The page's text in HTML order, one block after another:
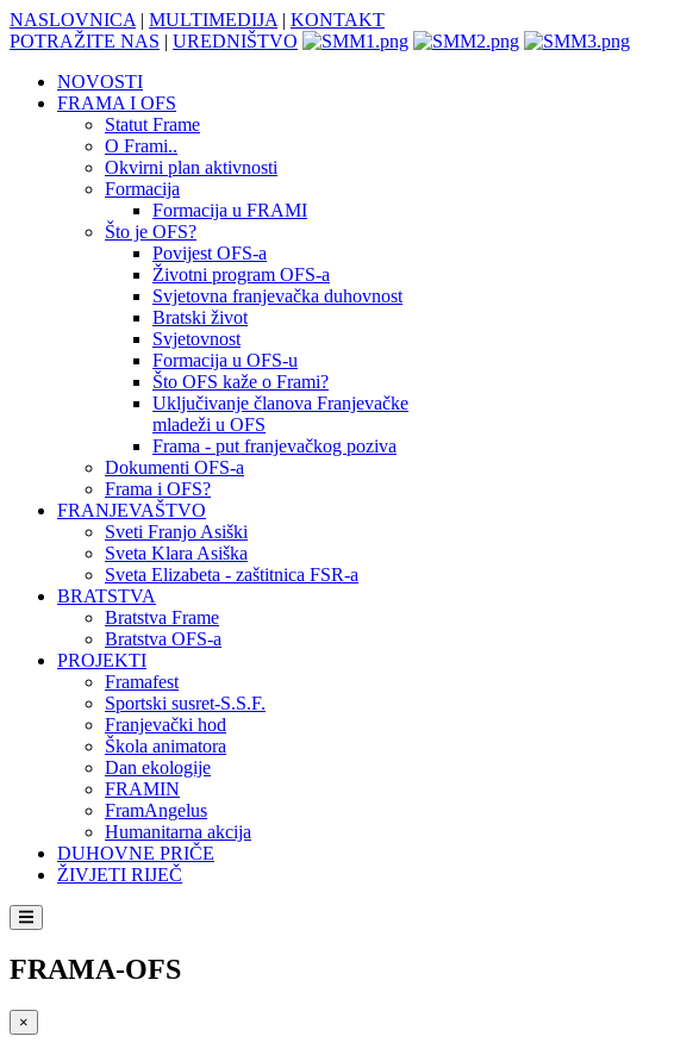
NASLOVNICA | MULTIMEDIJA | KONTAKT
POTRAŽITE NAS | UREDNIŠTVO
NOVOSTI
FRAMA I OFS
Statut Frame
O Frami..
Okvirni plan aktivnosti
Formacija
Formacija u FRAMI
Što je OFS?
Povijest OFS-a
Životni program OFS-a
Svjetovna franjevačka duhovnost
Bratski život
Svjetovnost
Formacija u OFS-u
Što OFS kaže o Frami?
Uključivanje članova Franjevačke
mladeži u OFS
Frama - put franjevačkog poziva
Dokumenti OFS-a
Frama i OFS?
FRANJEVAŠTVO
Sveti Franjo Asiški
Sveta Klara Asiška
Sveta Elizabeta - zaštitnica FSR-a
BRATSTVA
Bratstva Frame
Bratstva OFS-a
PROJEKTI
Framafest
Sportski susret-S.S.F.
Franjevački hod
Škola animatora
Dan ekologije
FRAMIN
FramAngelus
Humanitarna akcija
DUHOVNE PRIČE
ŽIVJETI RIJEČ
FRAMA-OFS
×